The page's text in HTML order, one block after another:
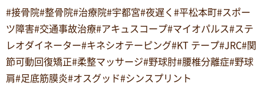
#接骨院#整骨院#治療院#宇都宮#夜遅く#平松本町#スポー
ツ障害#交通事故治療#アキュスコープ#マイオパルス#ステ
レオダイネーター#キネシオテーピング#KT テープ#JRC#関
節可動回復矯正#柔整マッサージ#野球肘#腰椎分離症#野球
肩#足底筋膜炎#オスグッド#シンスプリント